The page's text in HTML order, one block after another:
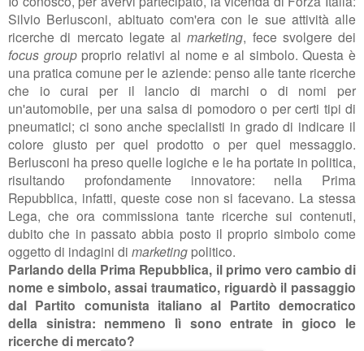
Silvio Berlusconi, abituato com'era con le sue attività alle
ricerche di mercato legate almarketing, fece svolgere dei
focus groupproprio relativi al nome e al simbolo. Questa è
una pratica comune per le aziende: penso alle tante ricerche
che io curai per il lancio di marchi o di nomi per
un'automobile, per una salsa di pomodoro o per certi tipi di
pneumatici; ci sono anche specialisti in grado di indicare il
colore giusto per quel prodotto o per quel messaggio.
Berlusconi ha preso quelle logiche e le ha portate in politica,
risultando profondamente innovatore: nella Prima
Repubblica, infatti, queste cose non si facevano. La stessa
Lega, che ora commissiona tante ricerche sui contenuti,
dubito che in passato abbia posto il proprio simbolo come
oggetto di indagini di marketing politico.
Parlando della Prima Repubblica, il primo vero cambio di
nome e simbolo, assai traumatico, riguardò il passaggio
dal Partito comunista italiano al Partito democratico
della sinistra: nemmeno lì sono entrate in gioco le
ricerche di mercato?